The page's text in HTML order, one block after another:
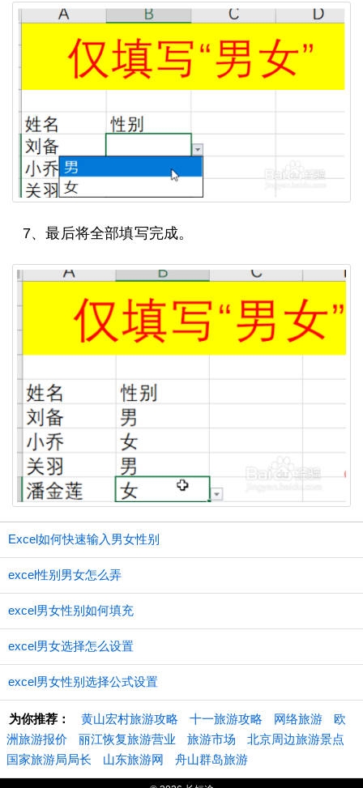
7、最后将全部填写完成。
Excel如何快速输入男女性别
excel性别男女怎么弄
excel男女性别如何填充
excel男女选择怎么设置
excel男女性别选择公式设置
为你推荐： 黄山宏村旅游攻略 十一旅游攻略 网络旅游
欧
洲旅游报价
丽江恢复旅游营业 旅游市场
北京周边旅游景点
国家旅游局局长
山东旅游网 舟山群岛旅游